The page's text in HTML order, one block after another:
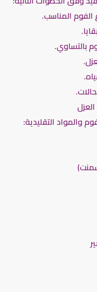
المناسب.
بالتساوي.
والمواد التقليدية: